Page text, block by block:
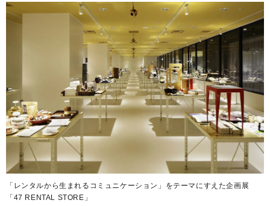
「レンタルから生まれるコミュニケーション」をテーマにすえた企画展
「47 RENTAL STORE」